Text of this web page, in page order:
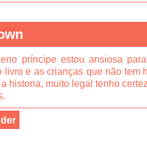
príncipe estou ansiosa
livro e as crianças que não tem
historia, muito legal tenho